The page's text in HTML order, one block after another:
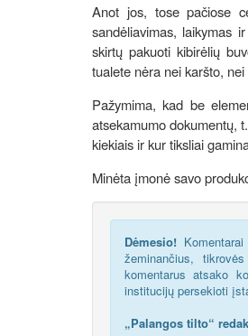
Anot jos, tose pačiose
sandėliavimas, laikymas
skirtų pakuoti kibirėlių
tualete nėra nei karšto,
Pažymima, kad be
atsekamumo dokumentų,
kiekiais ir kur tiksliai
Minėta įmonė savo
Dėmesio!
žeminančius,
komentarus atsako
institucijų persekioti
„Palangos tilto“